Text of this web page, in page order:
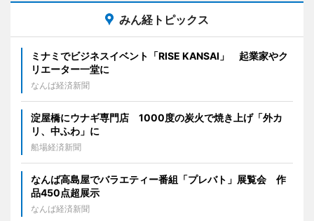
みん経トピックス
ミナミでビジネスイベント「RISE KANSAI」 起業家やク
リエーター一堂に
なんば経済新聞
淀屋橋にウナギ専門店 1000度の炭火で焼き上げ「外カ
リ、中ふわ」に
船場経済新聞
なんば高島屋でバラエティー番組「プレバト」展覧会 作
品450点超展示
なんば経済新聞